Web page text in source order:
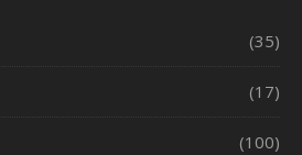
(35)
(17)
(100)